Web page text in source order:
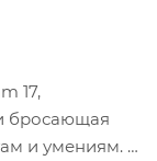
17,
бросающая
и умениям. В